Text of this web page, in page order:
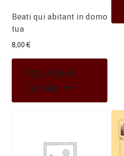
Beati qui abitant in domo
tua
8,00 €
Aggiungi Al
Carrello